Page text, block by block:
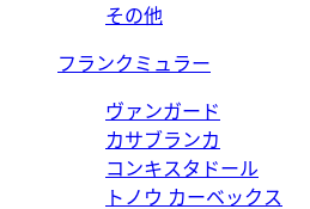
その他
フランクミュラー
ヴァンガード
カサブランカ
コンキスタドール
トノウ カーベックス